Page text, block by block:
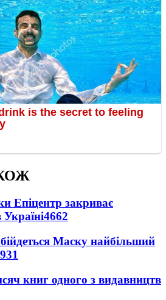
Епіцентр закриває
4662
Маску найбільший
книг одного з видавництв